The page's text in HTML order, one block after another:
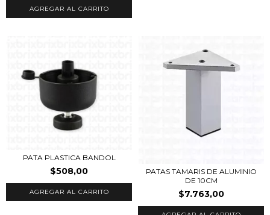
PATA PLASTICA BANDOL
$508,00
AGREGAR AL CARRITO
PATAS TAMARIS DE ALUMINIO
DE 10CM
$7.763,00